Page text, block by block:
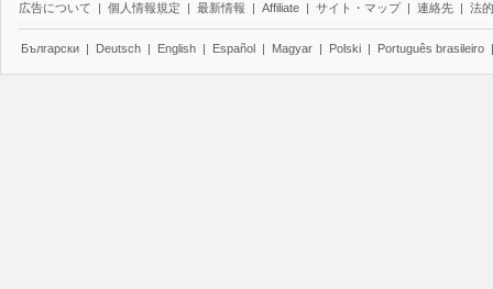
広告について | 個人情報規定 | 最新情報 | Affiliate | サイト・マップ | 連絡先 | 法
Български | Deutsch | English | Español | Magyar | Polski | Português brasileiro